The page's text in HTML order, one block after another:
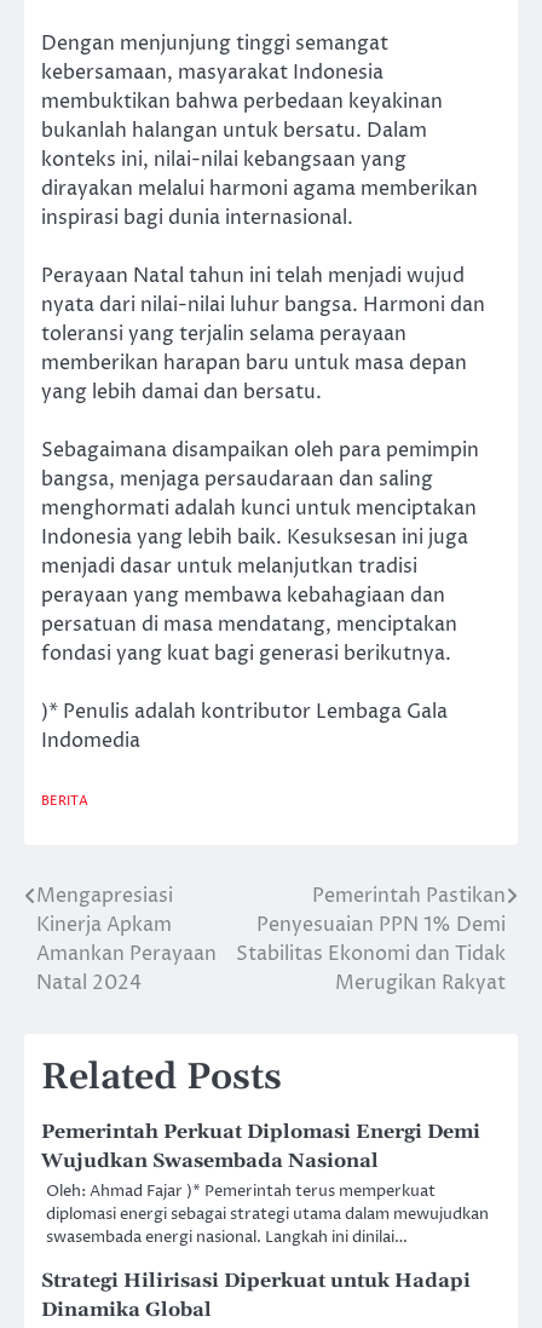
Dengan menjunjung tinggi semangat
kebersamaan, masyarakat Indonesia
membuktikan bahwa perbedaan keyakinan
bukanlah halangan untuk bersatu. Dalam
konteks ini, nilai-nilai kebangsaan yang
dirayakan melalui harmoni agama memberikan
inspirasi bagi dunia internasional.
Perayaan Natal tahun ini telah menjadi wujud
nyata dari nilai-nilai luhur bangsa. Harmoni dan
toleransi yang terjalin selama perayaan
memberikan harapan baru untuk masa depan
yang lebih damai dan bersatu.
Sebagaimana disampaikan oleh para pemimpin
bangsa, menjaga persaudaraan dan saling
menghormati adalah kunci untuk menciptakan
Indonesia yang lebih baik. Kesuksesan ini juga
menjadi dasar untuk melanjutkan tradisi
perayaan yang membawa kebahagiaan dan
persatuan di masa mendatang, menciptakan
fondasi yang kuat bagi generasi berikutnya.
)* Penulis adalah kontributor Lembaga Gala
Indomedia
BERITA
Post
navigation
⁠Mengapresiasi
Kinerja Apkam
Amankan Perayaan
Natal 2024
Pemerintah Pastikan
Penyesuaian PPN 1% Demi
Stabilitas Ekonomi dan Tidak
Merugikan Rakyat
Related Posts
Pemerintah Perkuat Diplomasi Energi Demi
Wujudkan Swasembada Nasional
Oleh: Ahmad Fajar )* Pemerintah terus memperkuat
diplomasi energi sebagai strategi utama dalam mewujudkan
swasembada energi nasional. Langkah ini dinilai…
Strategi Hilirisasi Diperkuat untuk Hadapi
Dinamika Global